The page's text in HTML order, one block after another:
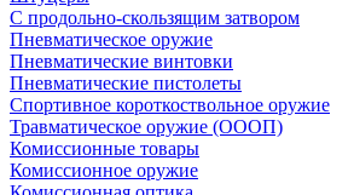
С продольно-скользящим затвором
Пневматическое оружие
Пневматические винтовки
Пневматические пистолеты
Спортивное короткоствольное оружие
Травматическое оружие (ОООП)
Комиссионные товары
Комиссионное оружие